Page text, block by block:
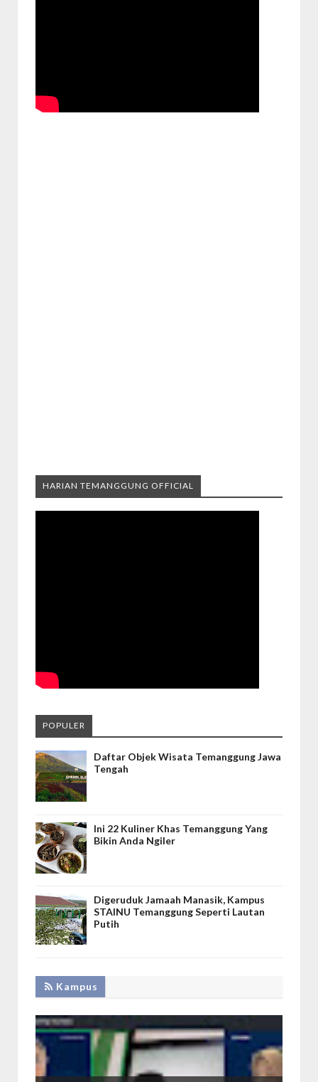
HARIAN TEMANGGUNG OFFICIAL
POPULER
Daftar Objek Wisata Temanggung Jawa
Tengah
Ini 22 Kuliner Khas Temanggung Yang
Bikin Anda Ngiler
Digeruduk Jamaah Manasik, Kampus
STAINU Temanggung Seperti Lautan
Putih
Kampus